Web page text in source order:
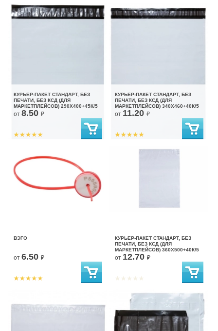
КУРЬЕР-ПАКЕТ СТАНДАРТ, БЕЗ
ПЕЧАТИ, БЕЗ КСД (ДЛЯ
МАРКЕТПЛЕЙСОВ) 290X400+45К/5
от 8.50 ₽
КУРЬЕР-ПАКЕТ СТАНДАРТ, БЕЗ
ПЕЧАТИ, БЕЗ КСД (ДЛЯ
МАРКЕТПЛЕЙСОВ) 340X460+40К/5
от 11.20 ₽
ВЭГО
от 6.50 ₽
КУРЬЕР-ПАКЕТ СТАНДАРТ, БЕЗ
ПЕЧАТИ, БЕЗ КСД (ДЛЯ
МАРКЕТПЛЕЙСОВ) 360X500+40К/5
от 12.70 ₽